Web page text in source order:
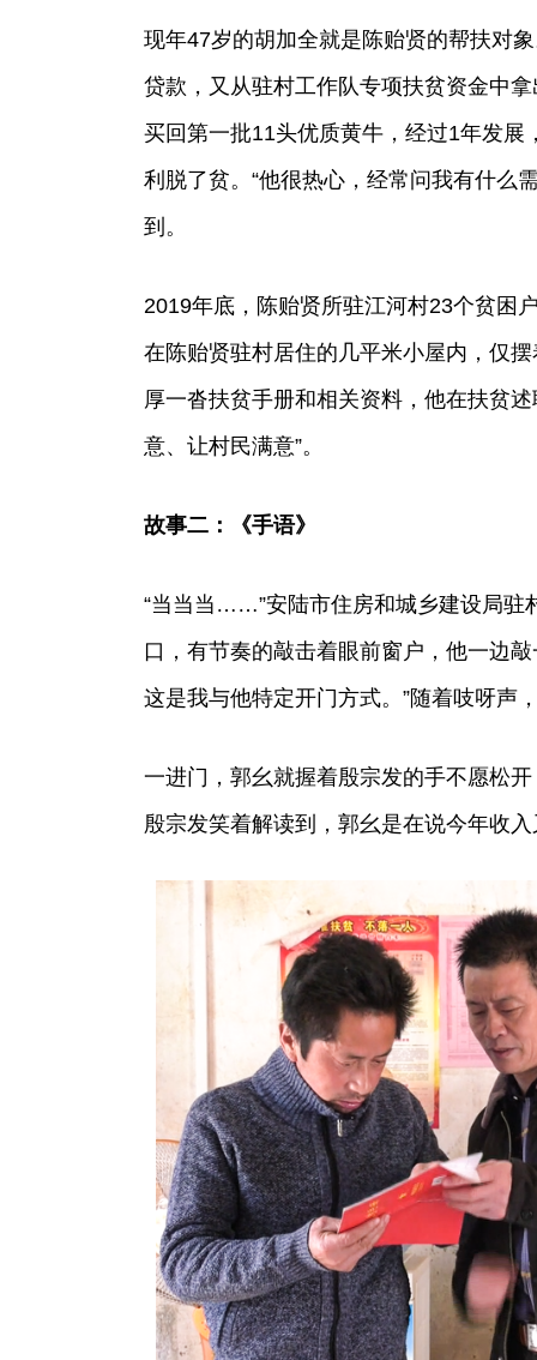
现年47岁的胡加全就是陈贻贤的帮扶对
贷款，又从驻村工作队专项扶贫资金中
买回第一批11头优质黄牛，经过1年发
利脱了贫。“他很热心，经常问我有什么
到。
2019年底，陈贻贤所驻江河村23个贫困
在陈贻贤驻村居住的几平米小屋内，仅
厚一沓扶贫手册和相关资料，他在扶贫
意、让村民满意”。
故事二：《手语》
“当当当……”安陆市住房和城乡建设局驻
口，有节奏的敲击着眼前窗户，他一边
这是我与他特定开门方式。”随着吱呀声
一进门，郭幺就握着殷宗发的手不愿松
殷宗发笑着解读到，郭幺是在说今年收